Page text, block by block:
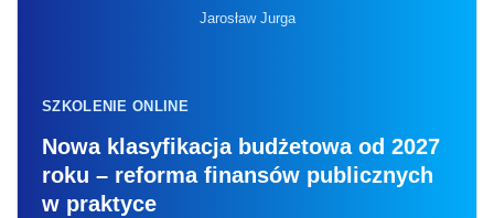
Jarosław Jurga
SZKOLENIE ONLINE
Nowa klasyfikacja budżetowa od 2027
roku – reforma finansów publicznych
w praktyce